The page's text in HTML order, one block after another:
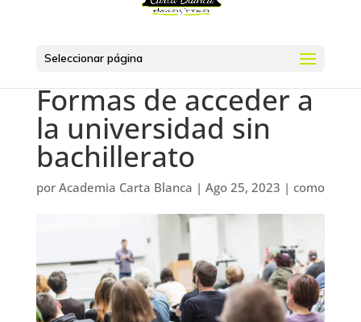
Seleccionar página
Formas de acceder a
la universidad sin
bachillerato
por Academia Carta Blanca | Ago 25, 2023 | como